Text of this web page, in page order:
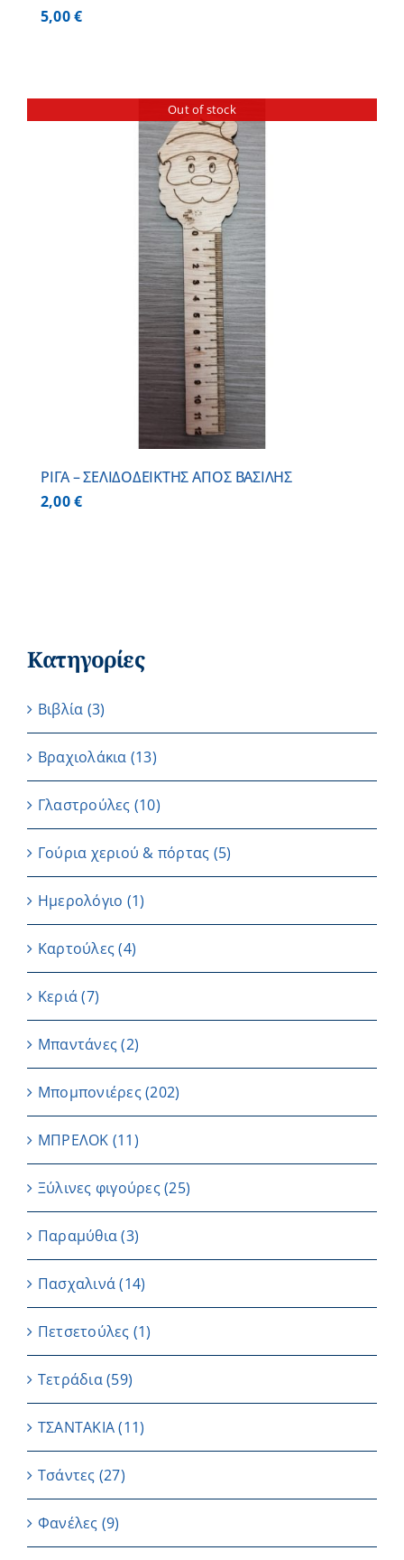
5,00€
Out of stock
ΡΙΓΑ – ΣΕΛΙΔΟΔΕΙΚΤΗΣ ΑΓΙΟΣ ΒΑΣΙΛΗΣ
2,00€
Κατηγορίες
Βιβλία (3)
Βραχιολάκια (13)
Γλαστρούλες (10)
Γούρια χεριού & πόρτας (5)
Ημερολόγιο (1)
Καρτούλες (4)
Κεριά (7)
Μπαντάνες (2)
Μπομπονιέρες(202)
ΜΠΡΕΛΟΚ (11)
Ξύλινες φιγούρες(25)
Παραμύθια (3)
Πασχαλινά (14)
Πετσετούλες (1)
Τετράδια(59)
ΤΣΑΝΤΑΚΙΑ (11)
Τσάντες (27)
Φανέλες (9)